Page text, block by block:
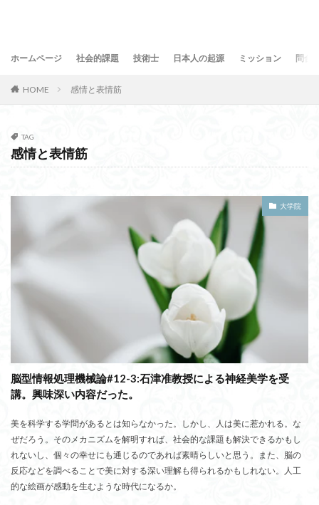
ホームページ 社会的課題 技術士 日本人の起源 ミッション 問合
HOME 感情と表情筋
TAG
感情と表情筋
大学院
脳型情報処理機械論#12-3:石津准教授による神経美学を受
講。興味深い内容だった。
美を科学する学問があるとは知らなかった。しかし、人は美に惹かれる。な
ぜだろう。そのメカニズムを解明すれば、社会的な課題も解決できるかもし
れないし、個々の幸せにも通じるのであれば素晴らしいと思う。また、脳の
反応などを調べることで美に対する深い理解も得られるかもしれない。人工
的な絵画が感動を生むような時代になるか。